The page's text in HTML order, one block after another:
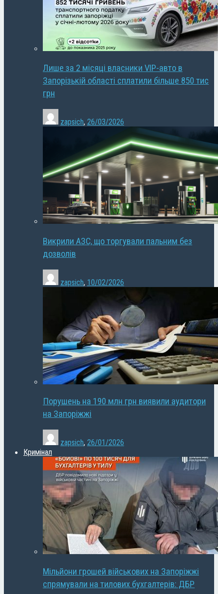
Лише за 2 місяці власники VIP-авто в
Запорізькій області сплатили більше 850 тис
грн
zapsich, 26/03/2026
Викрили АЗС, що торгували пальним без
дозволів
zapsich, 10/02/2026
Порушень на 190 млн грн виявили аудитори
на Запоріжжі
zapsich, 26/01/2026
Кримінал
Мільйони грошей військових на Запоріжжі
спрямували на тилових бухгалтерів: ДБР